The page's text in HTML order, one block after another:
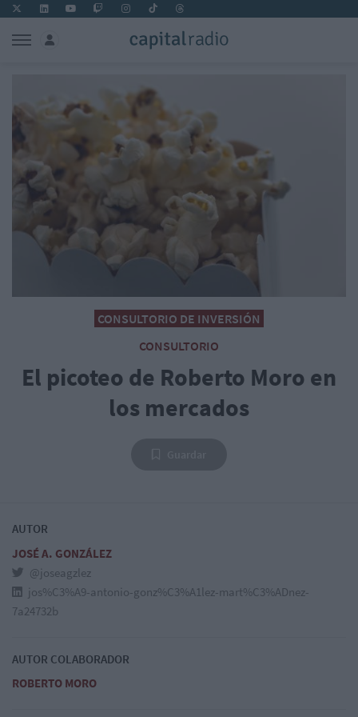
CONSULTORIO DE INVERSIÓN
CONSULTORIO
El picoteo de Roberto Moro en
los mercados
AUTOR
JOSÉ A. GONZÁLEZ
@joseagzlez
jos%C3%A9-antonio-gonz%C3%A1lez-mart%C3%ADnez-
7a24732b
AUTOR COLABORADOR
ROBERTO MORO